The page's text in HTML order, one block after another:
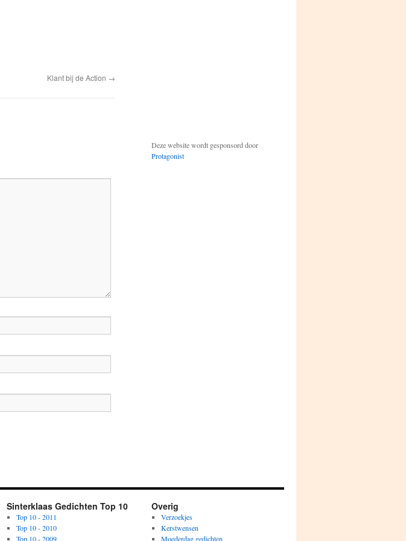
Klant bij de Action →
Deze website wordt gesponsord door
Protagonist
Sinterklaas Gedichten Top 10
Top 10 - 2011
Top 10 - 2010
Top 10 - 2009
Overig
Verzoekjes
Kerstwensen
Moederdag gedichten